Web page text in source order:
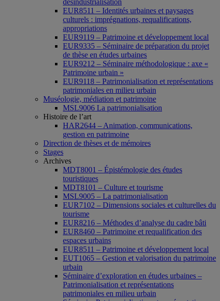
désindustrialisation
EUR8511 – Identités urbaines et paysages
culturels : imprégnations, requalifications,
appropriations
EUR9119 – Patrimoine et développement local
EUR9335 – Séminaire de préparation du projet
de thèse en études urbaines
EUR9212 – Séminaire méthodologique : axe «
Patrimoine urbain »
EUR9118 – Patrimonialisation et représentations
patrimoniales en milieu urbain
Muséologie, médiation et patrimoine
MSL9006 La patrimonialisation
Histoire de l’art
HAR2644 – Animation, communications,
gestion en patrimoine
Direction de thèses et de mémoires
Stages
Archives
MDT8001 – Épistémologie des études
touristiques
MDT8101 – Culture et tourisme
MSL9005 – La patrimonialisation
EUR7102 – Dimensions sociales et culturelles du
tourisme
EUR8216 – Méthodes d’analyse du cadre bâti
EUR8460 – Patrimoine et requalification des
espaces urbains
EUR8511 – Patrimoine et développement local
EUT1065 – Gestion et valorisation du patrimoine
urbain
Séminaire d’exploration en études urbaines –
Patrimonialisation et représentations
patrimoniales en milieu urbain